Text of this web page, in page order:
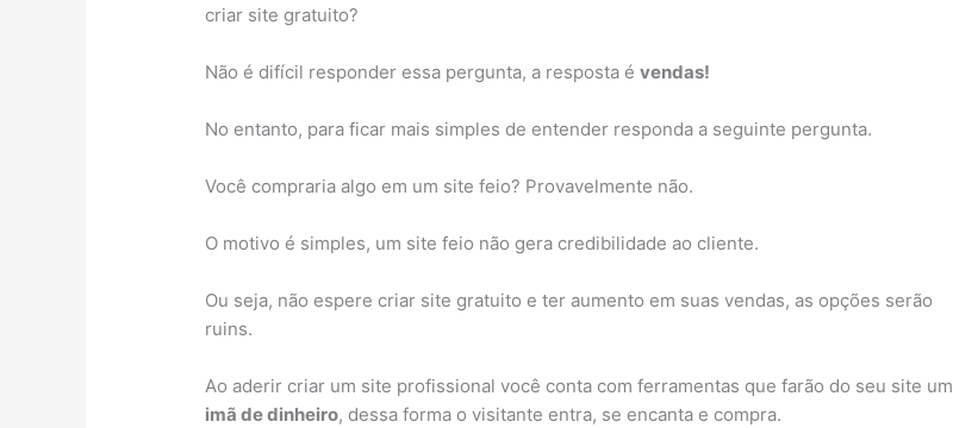
criar site gratuito?
Não é difícil responder essa pergunta, a resposta évendas!
No entanto, para ficar mais simples de entender responda a seguinte pergunta.
Você compraria algo em um site feio? Provavelmente não.
O motivo é simples, um site feio não gera credibilidade ao cliente.
Ou seja, não espere criar site gratuito e ter aumento em suas vendas, as opções serão
ruins.
Ao aderir criar um site profissional você conta com ferramentas que farão do seu site um
imã de dinheiro, dessa forma o visitante entra, se encanta e compra.